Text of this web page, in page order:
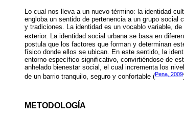
Lo cual nos lleva a un nuevo término: la identidad
engloba un sentido de pertenencia a un grupo
y tradiciones. La identidad es un vocablo variable,
exterior. La identidad social urbana se basa en
postula que los factores que forman y determinan
físico donde ellos se ubican. En este sentido, la
entorno específico significativo, convirtiéndose de
anhelado bienestar social, el cual incrementa los
de un barrio tranquilo, seguro y confortable (Pena, 2009
METODOLOGÍA